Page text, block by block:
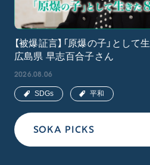
SOKA PICKS
【被爆証言】「原爆の子」として
広島県 早志百合子さん
2026.08.06
SDGs 平和